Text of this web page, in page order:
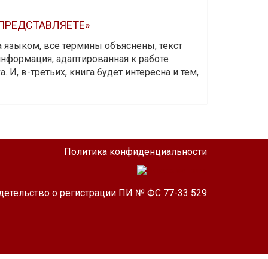
языком, все термины объяснены, текст
адаптированная к работе
в-третьих, книга будет интересна и тем,
Политика конфиденциальности
о регистрации ПИ № ФС 77-33 529